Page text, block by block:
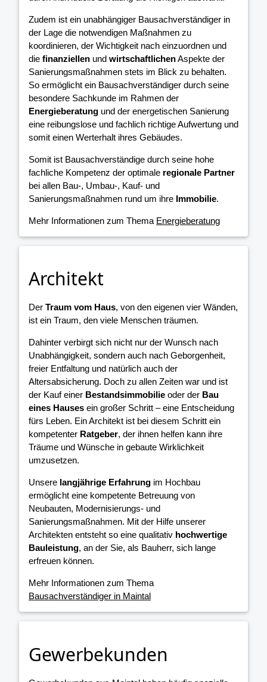
Zudem ist ein unabhängiger Bausachverständiger in
der Lage die notwendigen Maßnahmen zu
koordinieren, der Wichtigkeit nach einzuordnen und
die finanziellen und wirtschaftlichenAspekte der
Sanierungsmaßnahmen stets im Blick zu behalten.
So ermöglicht ein Bausachverständiger durch seine
besondere Sachkunde im Rahmen der
Energieberatung und der energetischen Sanierung
eine reibungslose und fachlich richtige Aufwertung und
somit einen Werterhalt ihres Gebäudes.
Somit ist Bausachverständige durch seine hohe
fachliche Kompetenz der optimale regionale Partner
bei allen Bau-, Umbau-, Kauf- und
Sanierungsmaßnahmen rund um ihre Immobilie.
Mehr Informationen zum Thema Energieberatung
Architekt
Der Traum vom Haus, von den eigenen vier Wänden,
ist ein Traum, den viele Menschen träumen.
Dahinter verbirgt sich nicht nur der Wunsch nach
Unabhängigkeit, sondern auch nach Geborgenheit,
freier Entfaltung und natürlich auch der
Altersabsicherung. Doch zu allen Zeiten war und ist
der Kauf einer Bestandsimmobilie oder der Bau
eines Hauses ein großer Schritt – eine Entscheidung
fürs Leben. Ein Architekt ist bei diesem Schritt ein
kompetenter Ratgeber, der ihnen helfen kann ihre
Träume und Wünsche in gebaute Wirklichkeit
umzusetzen.
Unsere langjährige Erfahrung im Hochbau
ermöglicht eine kompetente Betreuung von
Neubauten, Modernisierungs- und
Sanierungsmaßnahmen. Mit der Hilfe unserer
Architekten entsteht so eine qualitativ hochwertige
Bauleistung, an der Sie, als Bauherr, sich lange
erfreuen können.
Mehr Informationen zum Thema
Bausachverständiger in Maintal
Gewerbekunden